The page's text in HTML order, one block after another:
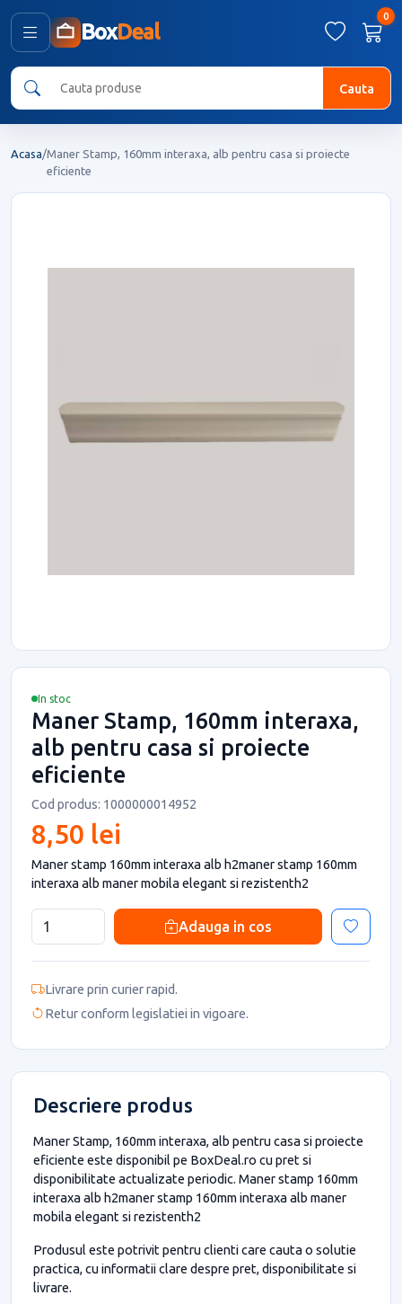
BoxDeal
0
Cauta
Acasa/Maner Stamp, 160mm interaxa, alb pentru casa si proiecte
eficiente
In stoc
Maner Stamp, 160mm interaxa,
alb pentru casa si proiecte
eficiente
Cod produs: 1000000014952
8,50 lei
Maner stamp 160mm interaxa alb h2maner stamp 160mm
interaxa alb maner mobila elegant si rezistenth2
Adauga in cos
Livrare prin curier rapid.
Retur conform legislatiei in vigoare.
Descriere produs
Maner Stamp, 160mm interaxa, alb pentru casa si proiecte
eficiente este disponibil pe BoxDeal.ro cu pret si
disponibilitate actualizate periodic. Maner stamp 160mm
interaxa alb h2maner stamp 160mm interaxa alb maner
mobila elegant si rezistenth2
Produsul este potrivit pentru clienti care cauta o solutie
practica, cu informatii clare despre pret, disponibilitate si
livrare.